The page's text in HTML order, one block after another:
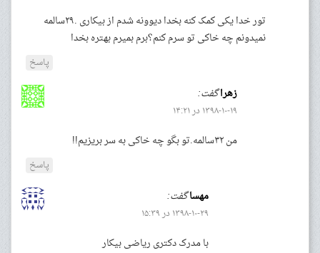
تور خدا یکی کمک کنه بخدا دیوونه شدم از بیکاری .۲۹سالمه
نمیدونم چه خاکی تو سرم کنم؟برم بمیرم بهتره بخدا
پاسخ
زهراگفت:
۱۳۹۸-۱۰-۱۹ در ۱۴:۲۱
من ۳۲سالمه.تو بگو چه خاکی به سر بریزیم!!
پاسخ
مهساگفت:
۱۳۹۸-۱۰-۲۹ در ۱۵:۳۹
با مدرک دکتری ریاضی بیکار